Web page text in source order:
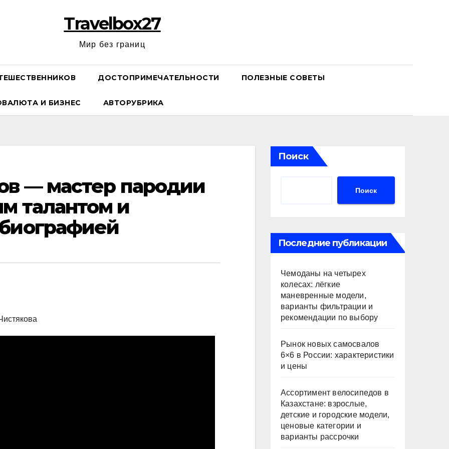
Travelbox27
Мир без границ
ДОСТОПРИМЕЧАТЕЛЬНОСТИ ПОЛЕЗНЫЕ СОВЕТЫ
И БИЗНЕС АВТОРУБРИКА
— мастер пародии
талантом и
Поиск
Поиск
Последние публикации
Чемоданы на четырех
колесах: лёгкие
маневренные модели,
варианты фильтрации и
рекомендации по выбору
Рынок новых самосвалов
6×6 в России: характеристики
и цены
Ассортимент велосипедов в
Казахстане: взрослые,
детские и городские модели,
ценовые категории и
варианты рассрочки